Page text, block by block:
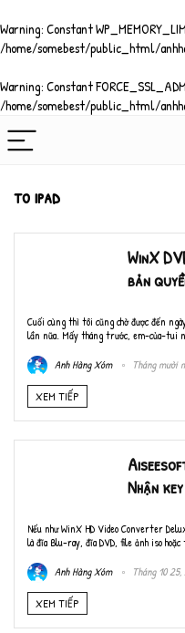
Warning: Constant
/home/somebest/public_html/
Warning: Constant
/home/somebest/public_html/
to ipad
WinX
bản
Cuối cùng thì tôi cũng chờ được đến
lần nữa. Mấy tháng trước, em-của-tui
Anh Hàng Xóm
Tháng mười
XEM TIẾP
Nhận
Nếu như WinX HD Video Converter
là đĩa Blu-ray, đĩa DVD, file ảnh iso
Anh Hàng Xóm
Tháng 10
XEM TIẾP